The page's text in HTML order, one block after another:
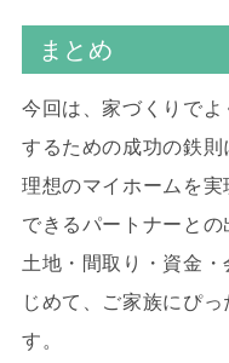
まとめ
今回は、家づくりで
するための成功の鉄則
理想のマイホームを
できるパートナーとの
土地・間取り・資金
じめて、ご家族にぴ
す。